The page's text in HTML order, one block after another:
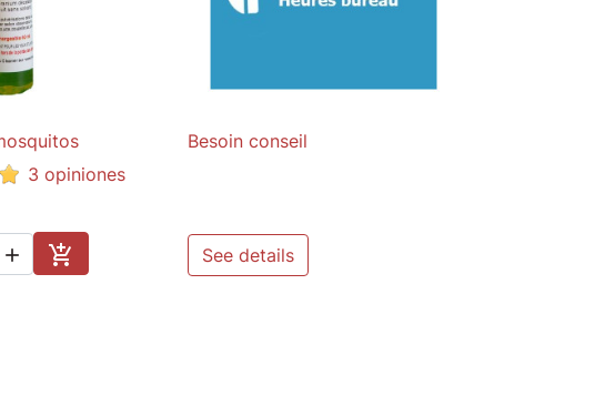
view
3 opiniones
 
Add to cart
 Quick view
Besoin conseil
See details